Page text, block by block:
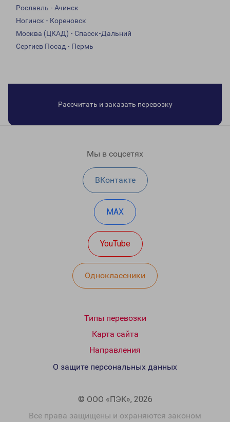
Рославль - Ачинск
Ногинск - Кореновск
Москва (ЦКАД) - Спасск-Дальний
Сергиев Посад - Пермь
Рассчитать и заказать перевозку
Мы в соцсетях
ВКонтакте
MAX
YouTube
Одноклассники
Типы перевозки
Карта сайта
Направления
© ООО «ПЭК», 2026
Все права защищены и охраняются законом
О защите персональных данных